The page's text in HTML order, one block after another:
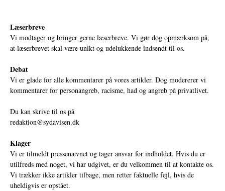
Læserbreve
Vi modtager og bringer gerne læserbreve. Vi gør dog opmærksom på,
at læserbrevet skal være unikt og udelukkende indsendt til os.
Debat
Vi er glade for alle kommentarer på vores artikler. Dog modererer vi
kommentarer for personangreb, racisme, had og angreb på privatlivet.
Du kan skrive til os på
redaktion@sydavisen.dk
Klager
Vi er tilmeldt pressenævnet og tager ansvar for indholdet. Hvis du er
utilfreds med noget, vi har udgivet, er du velkommen til at kontakte os.
Vi trækker ikke artikler tilbage, men retter faktuelle fejl, hvis de
uheldigvis er opstået.